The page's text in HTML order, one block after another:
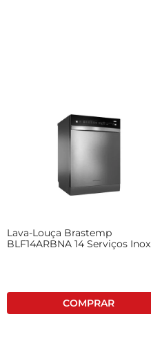
Lava-Louça Brastemp
BLF14ARBNA 14 Serviços Inox